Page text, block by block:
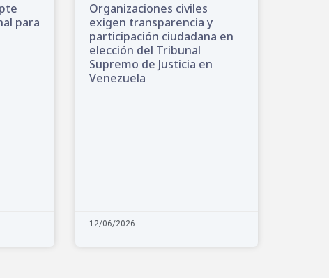
para
Organizaciones civiles
exigen transparencia y
participación ciudadana en
elección del Tribunal
Supremo de Justicia en
Venezuela
12/06/2026